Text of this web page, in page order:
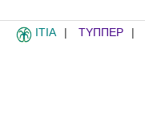
ITIA ΤΥΠΠΕΡ